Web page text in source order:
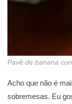
Pavê de banana
Acho que não é
sobremesas. Eu